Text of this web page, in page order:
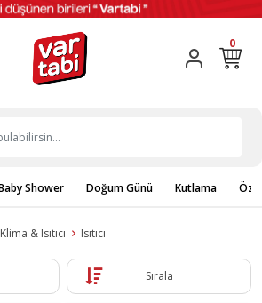
0
Shower Doğum Günü Kutlama
Klima & Isıtıcı Isıtıcı
Sırala